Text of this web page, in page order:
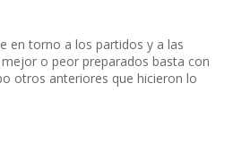
en torno a los partidos y a las
o peor preparados basta con
otros anteriores que hicieron lo